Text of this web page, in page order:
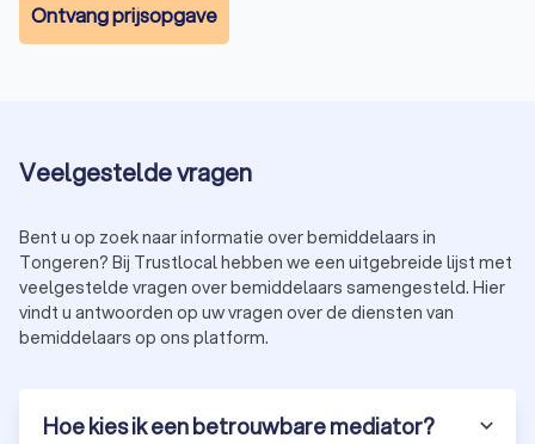
Ontvang prijsopgave
Veelgestelde vragen
Bent u op zoek naar informatie over bemiddelaars in
Tongeren? Bij Trustlocal hebben we een uitgebreide lijst met
veelgestelde vragen over bemiddelaars samengesteld. Hier
vindt u antwoorden op uw vragen over de diensten van
bemiddelaars op ons platform.
Hoe kies ik een betrouwbare mediator?